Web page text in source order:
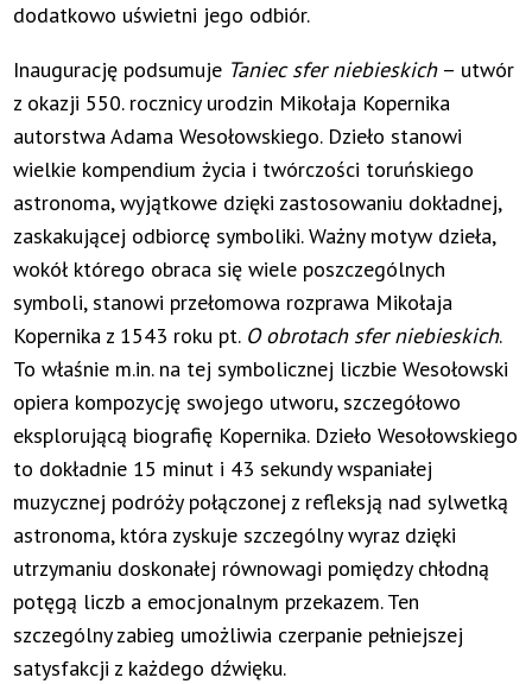
dodatkowo uświetni jego odbiór.
Inaugurację podsumuje Taniec sfer niebieskich– utwór
z okazji 550. rocznicy urodzin Mikołaja Kopernika
autorstwa Adama Wesołowskiego. Dzieło stanowi
wielkie kompendium życia i twórczości toruńskiego
astronoma, wyjątkowe dzięki zastosowaniu dokładnej,
zaskakującej odbiorcę symboliki. Ważny motyw dzieła,
wokół którego obraca się wiele poszczególnych
symboli, stanowi przełomowa rozprawa Mikołaja
Kopernika z 1543 roku pt. O obrotach sfer niebieskich.
To właśnie m.in. na tej symbolicznej liczbie Wesołowski
opiera kompozycję swojego utworu, szczegółowo
eksplorującą biografię Kopernika. Dzieło Wesołowskiego
to dokładnie 15 minut i 43 sekundy wspaniałej
muzycznej podróży połączonej z refleksją nad sylwetką
astronoma, która zyskuje szczególny wyraz dzięki
utrzymaniu doskonałej równowagi pomiędzy chłodną
potęgą liczb a emocjonalnym przekazem. Ten
szczególny zabieg umożliwia czerpanie pełniejszej
satysfakcji z każdego dźwięku.